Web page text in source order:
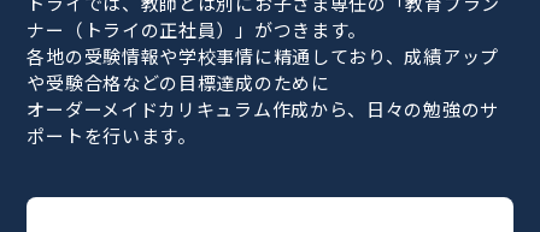
ナー（トライの正社員）」がつきます。
各地の受験情報や学校事情に精通しており、成績アップ
や受験合格などの目標達成のために
オーダーメイドカリキュラム作成から、日々の勉強のサ
ポートを行います。